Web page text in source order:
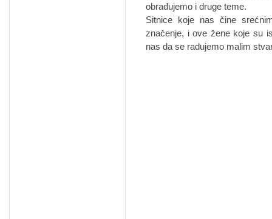
obrađujemo i druge teme.
Sitnice koje nas čine
značenje, i ove žene koje su
nas da se radujemo malim